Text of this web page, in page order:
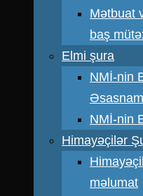
Mətbuat
baş
Elmi şura
NMİ-nin
NMİ-nin
Himayəçilər
məlumat